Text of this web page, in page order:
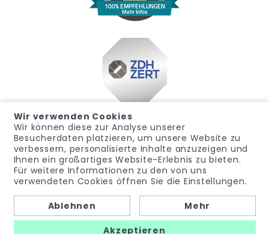
100% EMPFEHLUNGEN
Mehr Infos
© noma-med – Ein Geschäftsbereich der PubliCare GmbH
Impressum Datenschutz
Widerrufsrecht
Wir verwenden Cookies
Wir können diese zur Analyse unserer
Besucherdaten platzieren, um unsere Website zu
verbessern, personalisierte Inhalte anzuzeigen und
Ihnen ein großartiges Website-Erlebnis zu bieten.
Für weitere Informationen zu den von uns
verwendeten Cookies öffnen Sie die Einstellungen.
Ablehnen
Akzeptieren
Mehr